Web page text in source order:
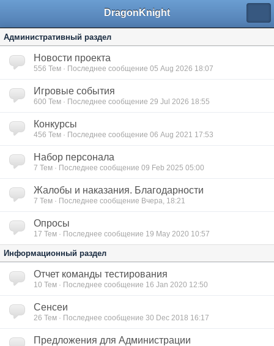
DragonKnight
Административный раздел
Новости проекта
556 Тем · Последнее сообщение 05 Aug 2026 18:07
Игровые события
600 Тем · Последнее сообщение 29 Jul 2026 18:55
Конкурсы
456 Тем · Последнее сообщение 06 Aug 2021 17:53
Набор персонала
7 Тем · Последнее сообщение 09 Feb 2025 05:00
Жалобы и наказания. Благодарности
7 Тем · Последнее сообщение Вчера, 18:21
Опросы
17 Тем · Последнее сообщение 19 May 2020 10:57
Информационный раздел
Отчет команды тестирования
10 Тем · Последнее сообщение 16 Jan 2020 12:50
Сенсеи
26 Тем · Последнее сообщение 30 Dec 2018 16:17
Предложения для Администрации